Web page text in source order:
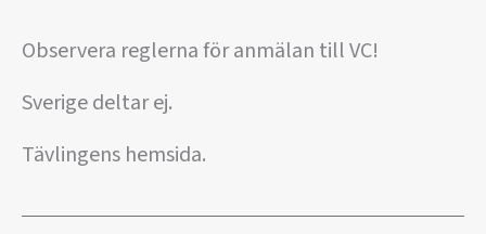
Observera reglerna för anmälan till VC!
Sverige deltar ej.
Tävlingens hemsida.